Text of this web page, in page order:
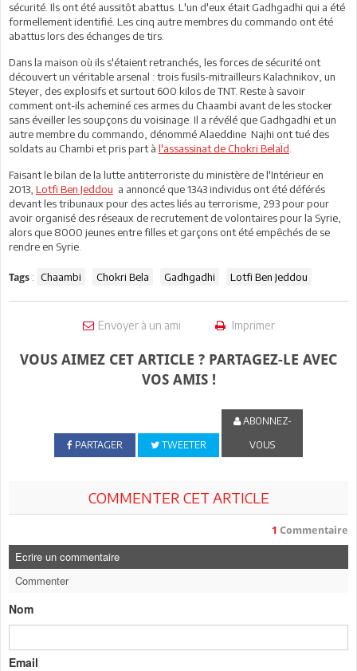
sécurité. Ils ont été aussitôt abattus. L'un d'eux était Gadhgadhi qui a été
formellement identifié. Les cinq autre membres du commando ont été
abattus lors des échanges de tirs.
Dans la maison où ils s'étaient retranchés, les forces de sécurité ont
découvert un véritable arsenal : trois fusils-mitrailleurs Kalachnikov, un
Steyer, des explosifs et surtout 600 kilos de TNT. Reste à savoir
comment ont-ils acheminé ces armes du Chaambi avant de les stocker
sans éveiller les soupçons du voisinage. Il a révélé que Gadhgadhi et un
autre membre du commando, dénommé Alaeddine Najhi ont tué des
soldats au Chambi et pris part à l'assassinat de Chokri BelaÏd
Faisant le bilan de la lutte antiterroriste du ministère de l'Intérieur en
2013, Lotfi Ben Jeddou a annoncé que 1343 individus ont été déférés
devant les tribunaux pour des actes liés au terrorisme, 293 pour pour
avoir organisé des réseaux de recrutement de volontaires pour la Syrie,
alors que 8000 jeunes entre filles et garçons ont été empêchés de se
rendre en Syrie.
Tags : Chaambi Chokri Bela Gadhgadhi Lotfi Ben Jeddou
Envoyer à un ami Imprimer
VOUS AIMEZ CET ARTICLE ? PARTAGEZ-LE AVEC
VOS AMIS !
PARTAGER TWEETER
ABONNEZ-
VOUS
COMMENTER CET ARTICLE
1 Commentaire
Ecrire un commentaire
Commenter
Nom
Email